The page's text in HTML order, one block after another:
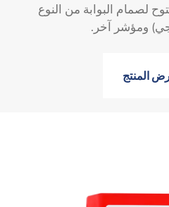
لصمام البوابة من النوع
المنتج